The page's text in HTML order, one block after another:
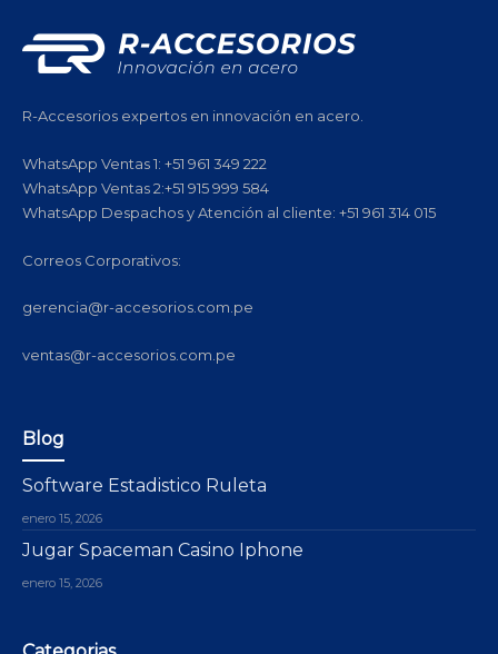
R-Accesorios expertos en innovación en acero.
WhatsApp Ventas 1: +51 961 349 222
WhatsApp Ventas 2:+51 915 999 584
WhatsApp Despachos y Atención al cliente: +51 961 314 015
Correos Corporativos:
gerencia@r-accesorios.com.pe
ventas@r-accesorios.com.pe
Blog
Software Estadistico Ruleta
enero 15, 2026
Jugar Spaceman Casino Iphone
enero 15, 2026